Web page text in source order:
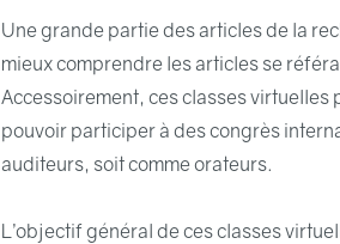
Une grande partie des articles de la
mieux comprendre les articles se
Accessoirement, ces classes virtuelles
pouvoir participer à des congrès
auditeurs, soit comme orateurs.
L’objectif général de ces classes